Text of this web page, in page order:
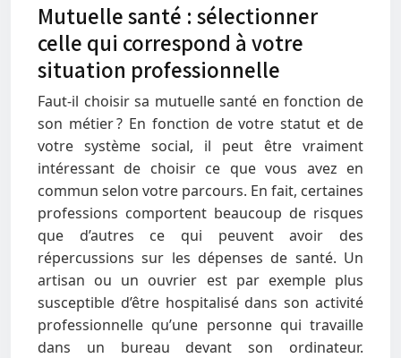
Mutuelle santé : sélectionner
celle qui correspond à votre
situation professionnelle
Faut-il choisir sa mutuelle santé en fonction de
son métier ? En fonction de votre statut et de
votre système social, il peut être vraiment
intéressant de choisir ce que vous avez en
commun selon votre parcours. En fait, certaines
professions comportent beaucoup de risques
que d’autres ce qui peuvent avoir des
répercussions sur les dépenses de santé. Un
artisan ou un ouvrier est par exemple plus
susceptible d’être hospitalisé dans son activité
professionnelle qu’une personne qui travaille
dans un bureau devant son ordinateur.